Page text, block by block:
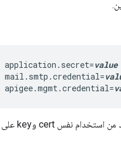
application.secret=value
mail.smtp.credential=
apigee.mgmt.credential=
بالإضافة إلى ذلك، إذا قمت بتهيئتها لاستخدام بروتوكول أمان طبقة النقل (TLS)، فيجب عليك التأكد من استخدام نفس cert وkey على